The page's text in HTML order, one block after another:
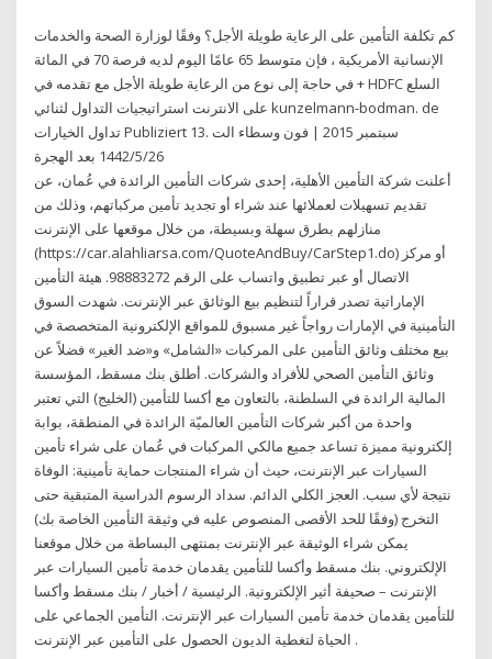
كم تكلفة التأمين على الرعاية طويلة الأجل؟ وفقًا لوزارة الصحة والخدمات
الإنسانية الأمريكية ، فإن متوسط 65 عامًا اليوم لديه فرصة 70 في المائة
في حاجة إلى نوع من الرعاية طويلة الأجل مع تقدمه في + HDFC السلع
على الانترنت استراتيجيات التداول لثنائي kunzelmann-bodman. de
تداول الخيارات Publiziert 13. سبتمبر 2015 | فون وسطاء الت
26‏‏/5‏‏/1442 بعد الهجرة
أعلنت شركة التأمين الأهلية، إحدى شركات التأمين الرائدة في عُمان، عن
تقديم تسهيلات لعملائها عند شراء أو تجديد تأمين مركباتهم، وذلك من
منازلهم بطرق سهلة وبسيطة، من خلال موقعها على الإنترنت
(https://car.alahliarsa.com/QuoteAndBuy/CarStep1.do) أو مركز
الاتصال أو عبر تطبيق واتساب على الرقم 98883272. هيئة التأمين
الإماراتية تصدر قراراً لتنظيم بيع الوثائق عبر الإنترنت. شهدت السوق
التأمينية في الإمارات رواجاً غير مسبوق للمواقع الإلكترونية المتخصصة في
بيع مختلف وثائق التأمين على المركبات «الشامل» و«ضد الغير» فضلاً عن
وثائق التأمين الصحي للأفراد والشركات. أطلق بنك مسقط، المؤسسة
المالية الرائدة في السلطنة، بالتعاون مع أكسا للتأمين (الخليج) التي تعتبر
واحدة من أكبر شركات التأمين العالميّة الرائدة في المنطقة، بوابة
إلكترونية مميزة تساعد جميع مالكي المركبات في عُمان على شراء تأمين
السيارات عبر الإنترنت، حيث أن شراء المنتجات حماية تأمينية: الوفاة
نتيجة لأي سبب. العجز الكلي الدائم. سداد الرسوم الدراسية المتبقية حتى
التخرج (وفقًا للحد الأقصى المنصوص عليه في وثيقة التأمين الخاصة بك)
يمكن شراء الوثيقة عبر الإنترنت بمنتهى البساطة من خلال موقعنا
الإلكتروني. بنك مسقط وأكسا للتأمين يقدمان خدمة تأمين السيارات عبر
الإنترنت – صحيفة أثير الإلكترونية. الرئيسية / أخبار / بنك مسقط وأكسا
للتأمين يقدمان خدمة تأمين السيارات عبر الإنترنت. التأمين الجماعي على
الحياة لتغطية الديون الحصول على التأمين عبر الإنترنت .